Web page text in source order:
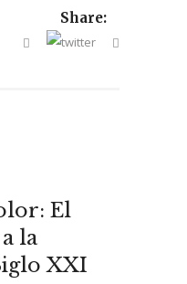
Share:
El
la
XXI